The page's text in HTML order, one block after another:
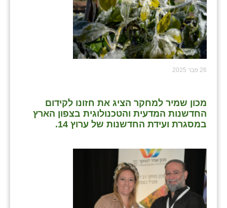
26 פבר 2025
מכון שמיר למחקר הציג את חזונו לקידום
החדשנות המדעית והטכנולוגית בצפון הארץ
במסגרת ועידת החדשנות של ערוץ 14.